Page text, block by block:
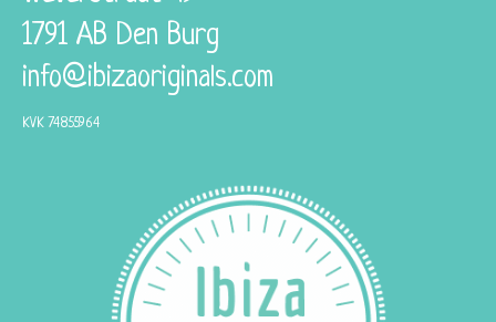
1791 AB Den Burg
info@ibizaoriginals.com
KVK 74855964